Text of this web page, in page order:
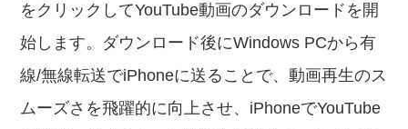
をクリックしてYouTube動画のダウンロードを開
始します。ダウンロード後にWindows PCから有
線/無線転送でiPhoneに送ることで、動画再生のス
ムーズさを飛躍的に向上させ、iPhoneでYouTube